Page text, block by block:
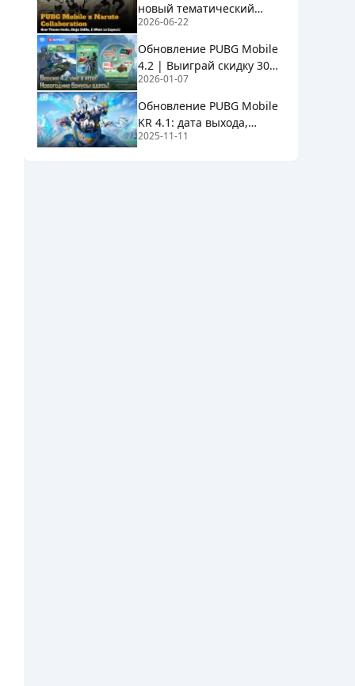
новый тематический
режим, навыки ниндзя и
чего ожидать
2026-06-22
Обновление PUBG Mobile
4.2 | Выиграй скидку 30%,
60 UC за полцены и призы
Рейтинга на BuffBuff!
2026-01-07
Обновление PUBG Mobile
KR 4.1: дата выхода,
тематический режим и
2025-11-11